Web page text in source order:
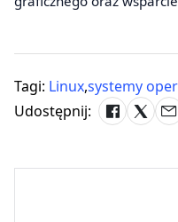
Tagi: Linux,systemy
Udostępnij: